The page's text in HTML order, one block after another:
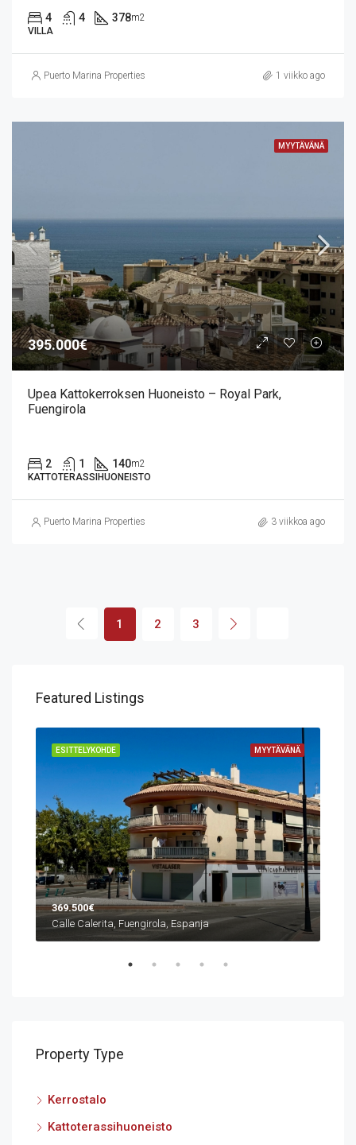
4 4 378m2
VILLA
Puerto Marina Properties 1 viikko ago
MYYTÄVÄNÄ
395.000€
Upea Kattokerroksen Huoneisto – Royal Park,
Fuengirola
2 1 140m2
KATTOTERASSIHUONEISTO
Puerto Marina Properties 3 viikkoa ago
1 2 3
Featured Listings
MYYTÄVÄNÄ
ESITTELYKOHDE
369.500€
Calle Calerita, Fuengirola, Espanja
Property Type
Kerrostalo
Kattoterassihuoneisto